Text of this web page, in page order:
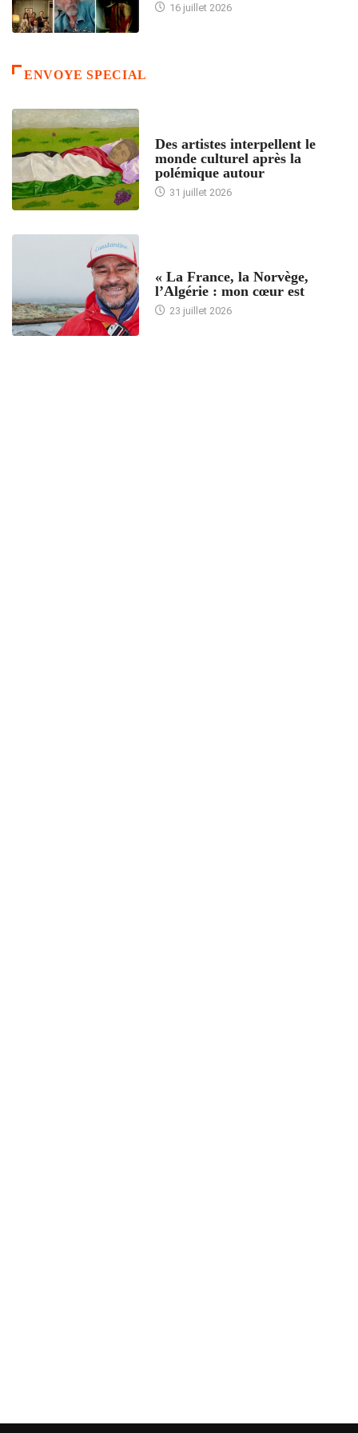
16 juillet 2026
ENVOYE SPECIAL
Des artistes interpellent le
monde culturel après la
polémique autour
31 juillet 2026
« La France, la Norvège,
l’Algérie : mon cœur est
23 juillet 2026